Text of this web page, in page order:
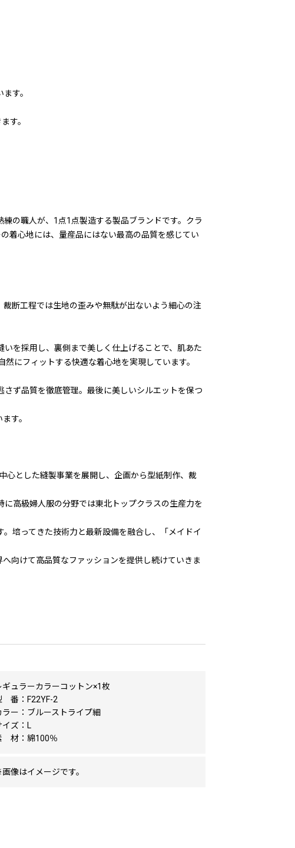
す。
す。
の職人が、1点1点製造する製品ブランドです。クラ
着心地には、量産品にはない最高の品質を感じてい
断工程では生地の歪みや無駄が出ないよう細心の注
を採用し、裏側まで美しく仕上げることで、肌あた
にフィットする快適な着心地を実現しています。
ず品質を徹底管理。最後に美しいシルエットを保つ
す。
心とした縫製事業を展開し、企画から型紙制作、裁
高級婦人服の分野では東北トップクラスの生産力を
培ってきた技術力と最新設備を融合し、「メイドイ
向けて高品質なファッションを提供し続けていきま
ギュラーカラーコットン×1枚
番：F22YF-2
ラー：ブルーストライプ細
イズ：L
材：綿100％
像はイメージです。